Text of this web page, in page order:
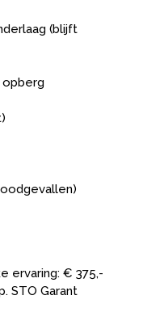
(blijft
opberg
ervaring: € 375,-
STO Garant